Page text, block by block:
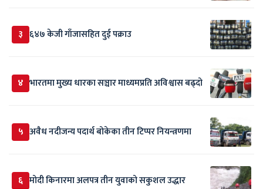
३ ६४७ केजी गाँजासहित दुई पक्राउ
४ भारतमा मुख्य धारका सञ्चार माध्यमप्रति अविश्वास बढ्दो
५ अवैध नदीजन्य पदार्थ बोकेका तीन टिप्पर नियन्त्रणमा
६ मोदी किनारमा अलपत्र तीन युवाको सकुशल उद्धार